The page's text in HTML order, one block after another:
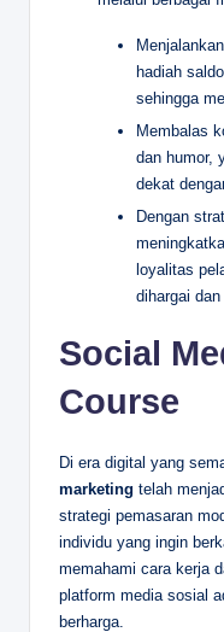
hadiah saldo
sehingga
Membalas
dan humor,
dekat
Dengan
loyalitas
dihargai dan
Social
Course
Di era digital yang
marketing telah
strategi pemasaran
individu yang ingin
memahami cara kerja
platform media sosial
berharga.